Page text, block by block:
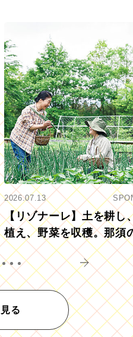
2026.07.13
【リゾナーレ】土を耕し
植え、野菜を収穫。那須
リツーリズモを体験
る